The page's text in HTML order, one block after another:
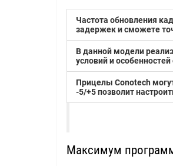
Частота обновления
задержек и сможете
В данной модели
условий и
Прицелы Conotech
-5/+5 позволит
Максимум